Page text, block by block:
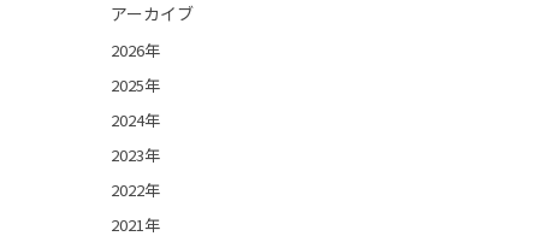
アーカイブ
2026年
2025年
2024年
2023年
2022年
2021年